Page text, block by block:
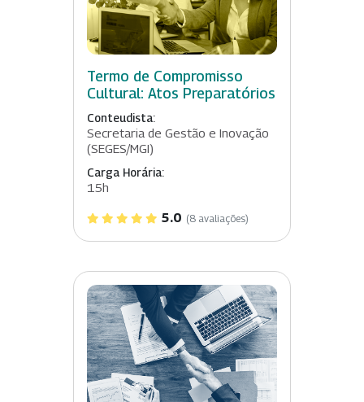
Termo de Compromisso
Cultural: Atos Preparatórios
Conteudista:
Secretaria de Gestão e Inovação
(SEGES/MGI)
Carga Horária:
15h
5.0 (8 avaliações)